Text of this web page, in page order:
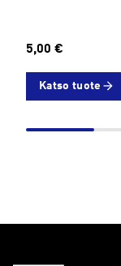
5,00 €
Katso tuote